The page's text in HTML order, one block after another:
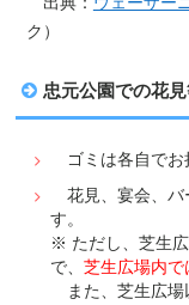
ク）
忠元公園での花見
ゴミは各自でお
花見、宴会、バ
す。
※ ただし、芝生
で、芝生広場内で
また、芝生広場